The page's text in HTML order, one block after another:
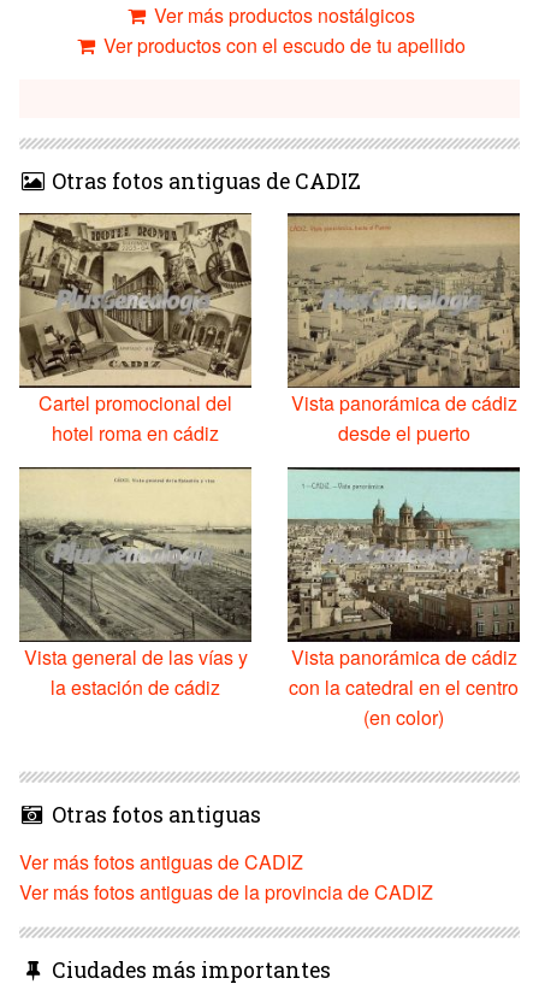
Ver más productos nostálgicos
Ver productos con el escudo de tu apellido
Otras fotos antiguas de CADIZ
Cartel promocional del
hotel roma en cádiz
Vista panorámica de cádiz
desde el puerto
Vista general de las vías y
la estación de cádiz
Vista panorámica de cádiz
con la catedral en el centro
(en color)
Otras fotos antiguas
Ver más fotos antiguas de CADIZ
Ver más fotos antiguas de la provincia de CADIZ
Ciudades más importantes